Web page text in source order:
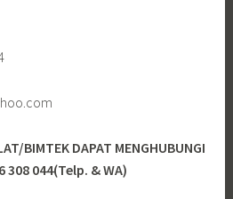
BIMTEK DAPAT MENGHUBUNGI
308 044(Telp. & WA)